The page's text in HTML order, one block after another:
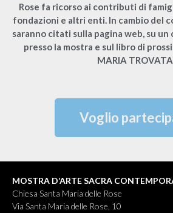
Rose fa ricorso ai contributi di
fondazioni e altri enti. In cambio del
saranno citati sulla pagina web, su
presso la mostra e sul libro di
MARIA
Voglio
MOSTRA D’ARTE SACRA
Chiesa Santa Maria delle Rose
Via Santa Maria delle Rose, 10